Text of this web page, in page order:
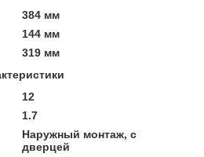
384 мм
144 мм
319 мм
12
1.7
Наружный монтаж, с
дверцей